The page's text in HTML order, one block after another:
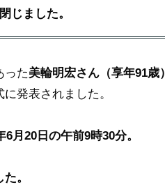
じました。
った美輪明宏さん（享年91歳）
発表されました。
月20日の午前9時30分。
。